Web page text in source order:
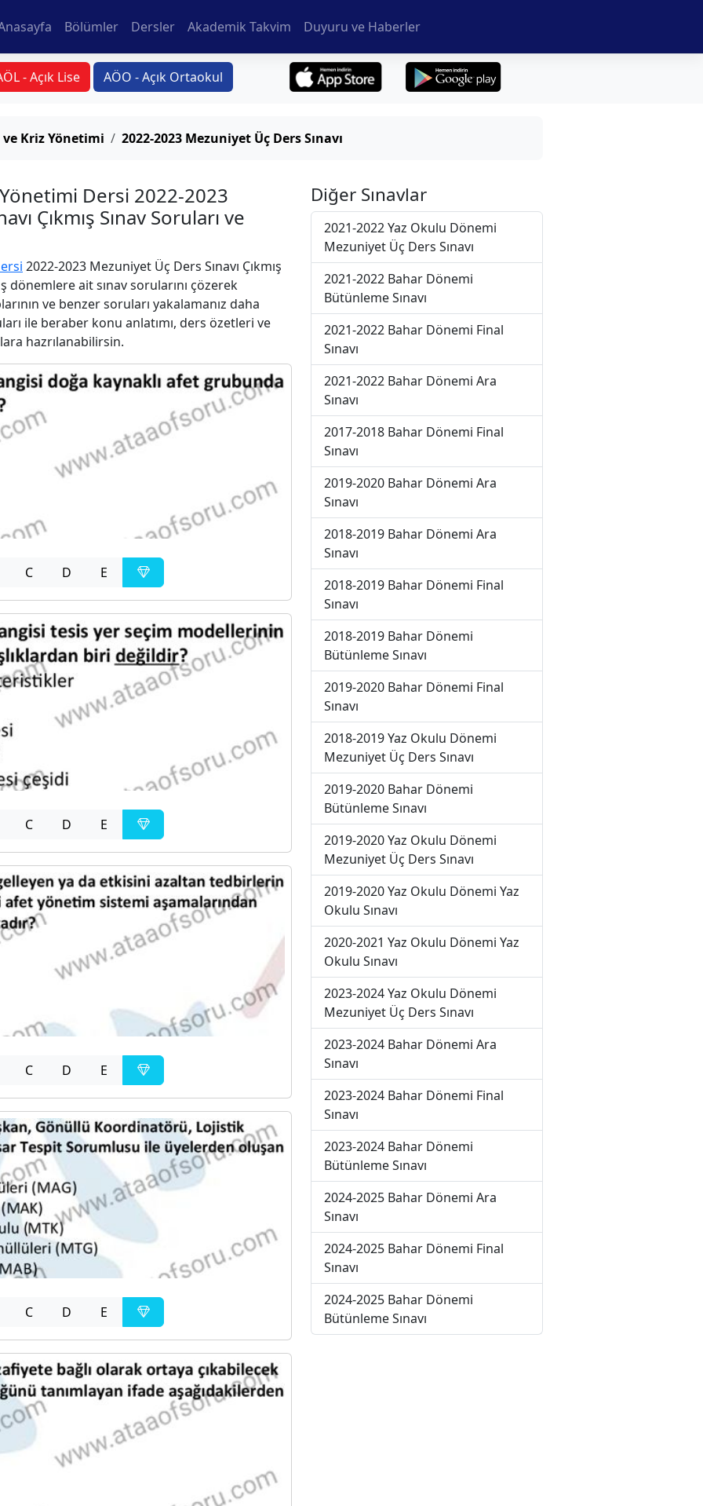
Bölümler Dersler Akademik Takvim Duyuru ve Haberler
- Açık Lise AÖO - Açık Ortaokul
Kriz Yönetimi 2022-2023 Mezuniyet Üç Ders Sınavı
Dersi 2022-2023
Çıkmış Sınav Soruları ve
2022-2023 Mezuniyet Üç Ders Sınavı Çıkmış
dönemlere ait sınav sorularını çözerek
ve benzer soruları yakalamanız daha
ile beraber konu anlatımı, ders özetleri ve
hazrılanabilirsin.
C D E
C D E
C D E
C D E
Diğer Sınavlar
2021-2022 Yaz Okulu Dönemi
Mezuniyet Üç Ders Sınavı
2021-2022 Bahar Dönemi
Bütünleme Sınavı
2021-2022 Bahar Dönemi Final
Sınavı
2021-2022 Bahar Dönemi Ara
Sınavı
2017-2018 Bahar Dönemi Final
Sınavı
2019-2020 Bahar Dönemi Ara
Sınavı
2018-2019 Bahar Dönemi Ara
Sınavı
2018-2019 Bahar Dönemi Final
Sınavı
2018-2019 Bahar Dönemi
Bütünleme Sınavı
2019-2020 Bahar Dönemi Final
Sınavı
2018-2019 Yaz Okulu Dönemi
Mezuniyet Üç Ders Sınavı
2019-2020 Bahar Dönemi
Bütünleme Sınavı
2019-2020 Yaz Okulu Dönemi
Mezuniyet Üç Ders Sınavı
2019-2020 Yaz Okulu Dönemi Yaz
Okulu Sınavı
2020-2021 Yaz Okulu Dönemi Yaz
Okulu Sınavı
2023-2024 Yaz Okulu Dönemi
Mezuniyet Üç Ders Sınavı
2023-2024 Bahar Dönemi Ara
Sınavı
2023-2024 Bahar Dönemi Final
Sınavı
2023-2024 Bahar Dönemi
Bütünleme Sınavı
2024-2025 Bahar Dönemi Ara
Sınavı
2024-2025 Bahar Dönemi Final
Sınavı
2024-2025 Bahar Dönemi
Bütünleme Sınavı